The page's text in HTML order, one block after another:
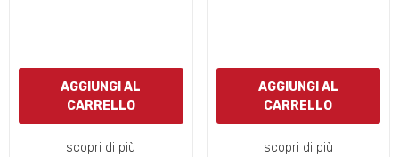
AGGIUNGI AL
CARRELLO
scopri di più
AGGIUNGI AL
CARRELLO
scopri di più